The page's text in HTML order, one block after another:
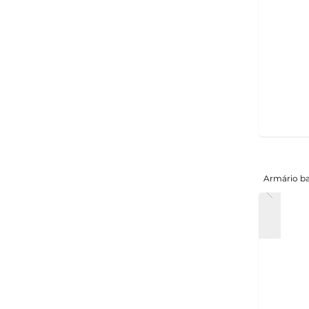
Armário